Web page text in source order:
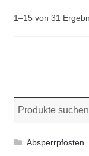
1–15 von 31
Absperrpfosten